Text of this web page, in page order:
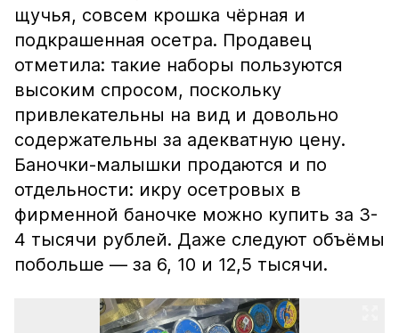
щучья, совсем крошка чёрная и
подкрашенная осетра. Продавец
отметила: такие наборы пользуются
высоким спросом, поскольку
привлекательны на вид и довольно
содержательны за адекватную цену.
Баночки-малышки продаются и по
отдельности: икру осетровых в
фирменной баночке можно купить за 3-
4 тысячи рублей. Даже следуют объёмы
побольше — за 6, 10 и 12,5 тысячи.